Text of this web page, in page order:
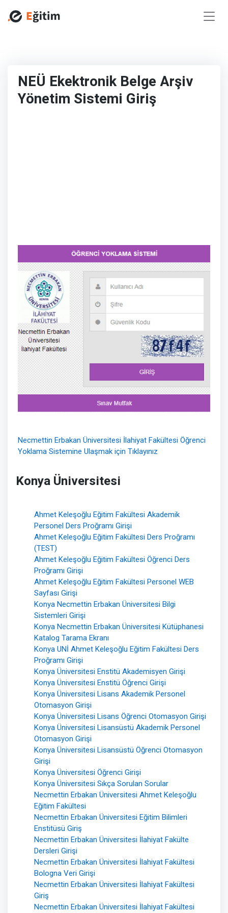
NEÜ Ekektronik Belge Arşiv
Yönetim Sistemi Giriş
Necmettin Erbakan Üniversitesi İlahiyat Fakültesi Öğrenci
Yoklama Sistemine Ulaşmak için Tıklayınız
Konya Üniversitesi
Ahmet Keleşoğlu Eğitim Fakültesi Akademik
Personel Ders Proğramı Girişi
Ahmet Keleşoğlu Eğitim Fakültesi Ders Proğramı
(TEST)
Ahmet Keleşoğlu Eğitim Fakültesi Öğrenci Ders
Proğramı Girişi
Ahmet Keleşoğlu Eğitim Fakültesi Personel WEB
Sayfası Girişi
Konya Necmettin Erbakan Üniversitesi Bilgi
Sistemleri Girişi
Konya Necmettin Erbakan Üniversitesi Kütüphanesi
Katalog Tarama Ekranı
Konya UNİ Ahmet Keleşoğlu Eğitim Fakültesi Ders
Proğramı Girişi
Konya Üniversitesi Enstitü Akademisyen Girişi
Konya Üniversitesi Enstitü Öğrenci Girişi
Konya Üniversitesi Lisans Akademik Personel
Otomasyon Girişi
Konya Üniversitesi Lisans Öğrenci Otomasyon Girişi
Konya Üniversitesi Lisansüstü Akademik Personel
Otomasyon Girişi
Konya Üniversitesi Lisansüstü Öğrenci Otomasyon
Girişi
Konya Üniversitesi Öğrenci Girişi
Konya Üniversitesi Sıkça Sorulan Sorular
Necmettin Erbakan Üniversitesi Ahmet Keleşoğlu
Eğitim Fakültesi
Necmettin Erbakan Üniversitesi Eğitim Bilimleri
Enstitüsü Giriş
Necmettin Erbakan Üniversitesi İlahiyat Fakülte
Dersleri Girişi
Necmettin Erbakan Üniversitesi İlahiyat Fakültesi
Bologna Veri Girişi
Necmettin Erbakan Üniversitesi İlahiyat Fakültesi
Giriş
Necmettin Erbakan Üniversitesi İlahiyat Fakültesi